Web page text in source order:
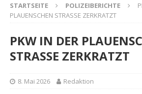
STARTSEITE POLIZEIBERICHTE
PLAUENSCHEN STRASSE ZERKRATZT
PKW IN DER
STRASSE ZERKRATZT
8. Mai 2026 Redaktion